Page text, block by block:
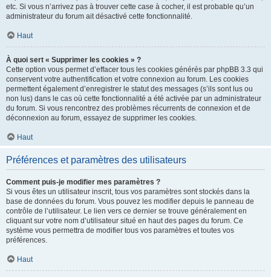
etc. Si vous n’arrivez pas à trouver cette case à cocher, il est probable qu’un
administrateur du forum ait désactivé cette fonctionnalité.
Haut
À quoi sert « Supprimer les cookies » ?
Cette option vous permet d’effacer tous les cookies générés par phpBB 3.3 qui
conservent votre authentification et votre connexion au forum. Les cookies
permettent également d’enregistrer le statut des messages (s’ils sont lus ou
non lus) dans le cas où cette fonctionnalité a été activée par un administrateur
du forum. Si vous rencontrez des problèmes récurrents de connexion et de
déconnexion au forum, essayez de supprimer les cookies.
Haut
Préférences et paramètres des utilisateurs
Comment puis-je modifier mes paramètres ?
Si vous êtes un utilisateur inscrit, tous vos paramètres sont stockés dans la
base de données du forum. Vous pouvez les modifier depuis le panneau de
contrôle de l’utilisateur. Le lien vers ce dernier se trouve généralement en
cliquant sur votre nom d’utilisateur situé en haut des pages du forum. Ce
système vous permettra de modifier tous vos paramètres et toutes vos
préférences.
Haut